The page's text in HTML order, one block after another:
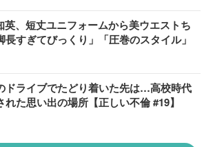
英、短丈ユニフォームから美ウエストち
長すぎてびっくり」「圧巻のスタイル」
ドライブでたどり着いた先は…高校時代
れた思い出の場所【正しい不倫 #19】